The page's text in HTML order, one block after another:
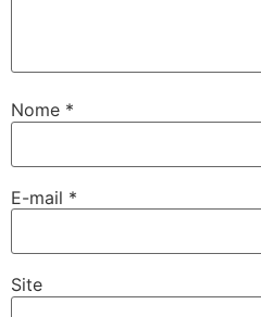
Nome *
E-mail *
Site